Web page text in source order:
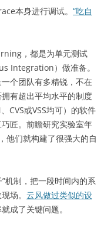
本身进行调试。 “吃自
，都是为单元测试
Integration）做准备。
个团队有多精锐，不在
有超出平均水平的制度
CVS或VSS均可）的软件
匠。前瞻研究实验室年
他们就构建了很强大的自
制，把一段时间内的系
场。 云风做过类似的设
成了关键问题。